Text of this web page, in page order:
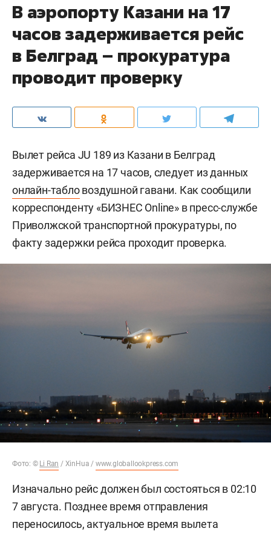
В аэропорту Казани на 17
часов задерживается рейс
в Белград – прокуратура
проводит проверку
Вылет рейса JU 189 из Казани в Белград
задерживается на 17 часов, следует из данных
онлайн-табловоздушной гавани. Как сообщили
корреспонденту «БИЗНЕС Online» в пресс-службе
Приволжской транспортной прокуратуры, по
факту задержки рейса проходит проверка.
Фото: © Li Ran / XinHua / www.globallookpress.com
Изначально рейс должен был состояться в 02:10
7 августа. Позднее время отправления
переносилось, актуальное время вылета